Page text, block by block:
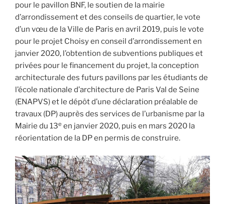
pour le pavillon BNF, le soutien de la mairie
d’arrondissement et des conseils de quartier, le vote
d’un vœu de la Ville de Paris en avril 2019, puis le vote
pour le projet Choisy en conseil d’arrondissement en
janvier 2020, l’obtention de subventions publiques et
privées pour le financement du projet, la conception
architecturale des futurs pavillons par les étudiants de
l’école nationale d’architecture de Paris Val de Seine
(ENAPVS) et le dépôt d’une déclaration préalable de
travaux (DP) auprès des services de l’urbanisme par la
Mairie du 13e en janvier 2020, puis en mars 2020 la
réorientation de la DP en permis de construire.